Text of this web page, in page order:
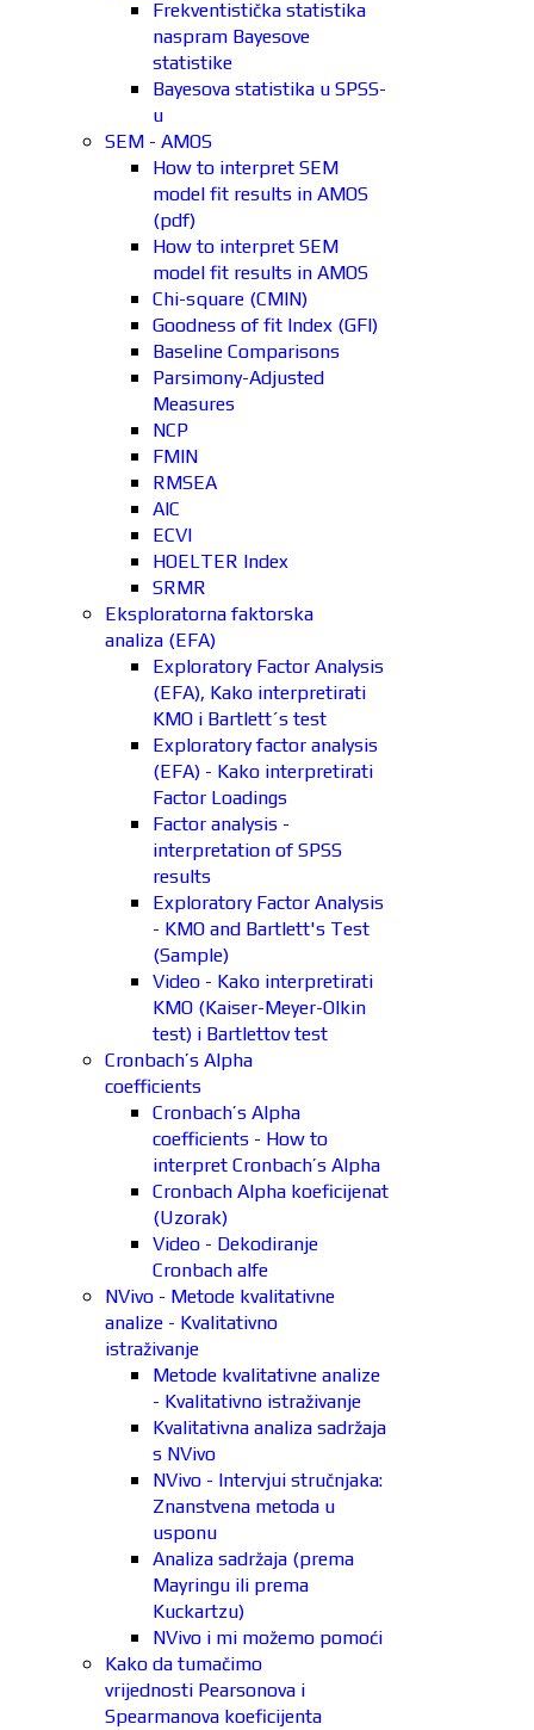
Frekventistička statistika
naspram Bayesove
statistike
Bayesova statistika u SPSS-
u
SEM - AMOS
How to interpret SEM
model fit results in AMOS
(pdf)
How to interpret SEM
model fit results in AMOS
Chi-square (CMIN)
Goodness of fit Index (GFI)
Baseline Comparisons
Parsimony-Adjusted
Measures
NCP
FMIN
RMSEA
AIC
ECVI
HOELTER Index
SRMR
Eksploratorna faktorska
analiza (EFA)
Exploratory Factor Analysis
(EFA), Kako interpretirati
KMO i Bartlett´s test
Exploratory factor analysis
(EFA) - Kako interpretirati
Factor Loadings
Factor analysis -
interpretation of SPSS
results
Exploratory Factor Analysis
- KMO and Bartlett's Test
(Sample)
Video - Kako interpretirati
KMO (Kaiser-Meyer-Olkin
test) i Bartlettov test
Cronbach’s Alpha
coefficients
Cronbach’s Alpha
coefficients - How to
interpret Cronbach’s Alpha
Cronbach Alpha koeficijenat
(Uzorak)
Video - Dekodiranje
Cronbach alfe
NVivo - Metode kvalitativne
analize - Kvalitativno
istraživanje
Metode kvalitativne analize
- Kvalitativno istraživanje
Kvalitativna analiza sadržaja
s NVivo
NVivo - Intervjui stručnjaka:
Znanstvena metoda u
usponu
Analiza sadržaja (prema
Mayringu ili prema
Kuckartzu)
NVivo i mi možemo pomoći
Kako da tumačimo
vrijednosti Pearsonova i
Spearmanova koeficijenta